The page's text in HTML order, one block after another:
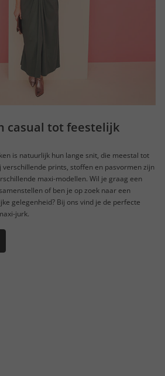
casual tot feestelijk
is natuurlijk hun lange snit, die meestal tot
verschillende prints, stoffen en pasvormen zijn
maxi-modellen. Wil je graag een
of ben je op zoek naar een
gelegenheid? Bij ons vind je de perfecte
jurk.